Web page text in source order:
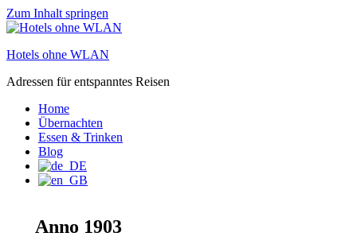
Zum Inhalt springen
Hotels ohne WLAN
Adressen für entspanntes Reisen
Home
Übernachten
Essen & Trinken
Blog
Anno 1903